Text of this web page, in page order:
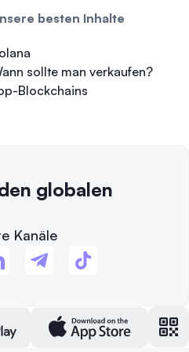
besten Inhalte
sollte man verkaufen?
Blockchains
globalen
Kanäle